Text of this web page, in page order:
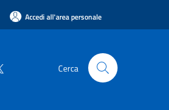
Accedi all'area personale
Cerca